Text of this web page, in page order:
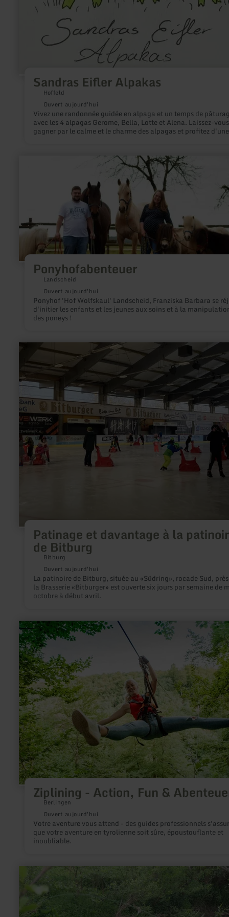
Sandras Eifler Alpakas
Hoffeld
Ouvert aujourd'hui
Vivez une randonnée guidée en alpaga et un temps de
avec les 4 alpagas Gerome, Bella, Lotte et Alena. Laissez-vous
gagner par le calme et le charme des alpagas et profitez d'une
Ponyhofabenteuer
Landscheid
Ouvert aujourd'hui
Ponyhof 'Hof Wolfskaul' Landscheid, Franziska Barbara se
d'initier les enfants et les jeunes aux soins et à la
des poneys !
Ponyhofabenteuer
Patinage et davantage à la
de Bitburg
Bitburg
Ouvert aujourd'hui
La patinoire de Bitburg, située au «Südring», rocade Sud,
la Brasserie «Bitburger» est ouverte six jours par semaine de
octobre à début avril.
en
:
Patinage
et
davantage
à
la
patinoire
de
Bitburg
Ziplining - Action, Fun &
Berlingen
Ouvert aujourd'hui
Votre aventure vous attend - des guides professionnels
que votre aventure en tyrolienne soit sûre, époustouflante et
inoubliable.
en
savoir
plus
sur
:
Ziplining
-
Action,
Fun
&amp;
Abenteuer
Angeln